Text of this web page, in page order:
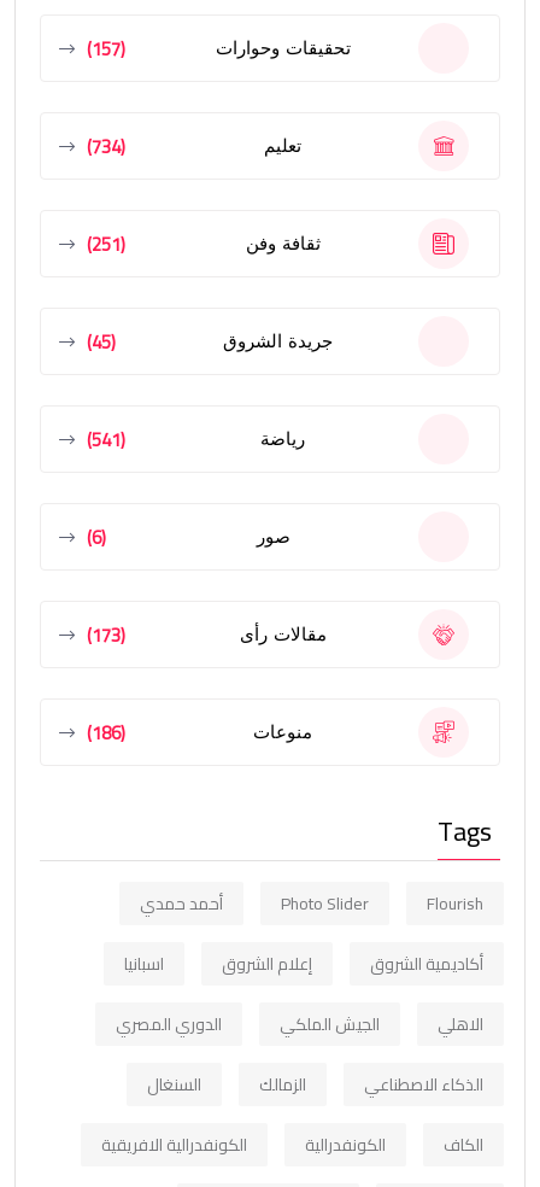
تحقيقات وحوارات (157)
تعليم (734)
ثقافة وفن (251)
جريدة الشروق (45)
رياضة (541)
صور (6)
مقالات رأى (173)
منوعات (186)
Tags
Flourish
Photo Slider
أحمد حمدي
أكاديمية الشروق
إعلام الشروق
اسبانيا
الاهلي
الجيش الملكي
الدوري المصري
الذكاء الاصطناعي
الزمالك
السنغال
الكاف
الكونفدرالية
الكونفدرالية الافريقية